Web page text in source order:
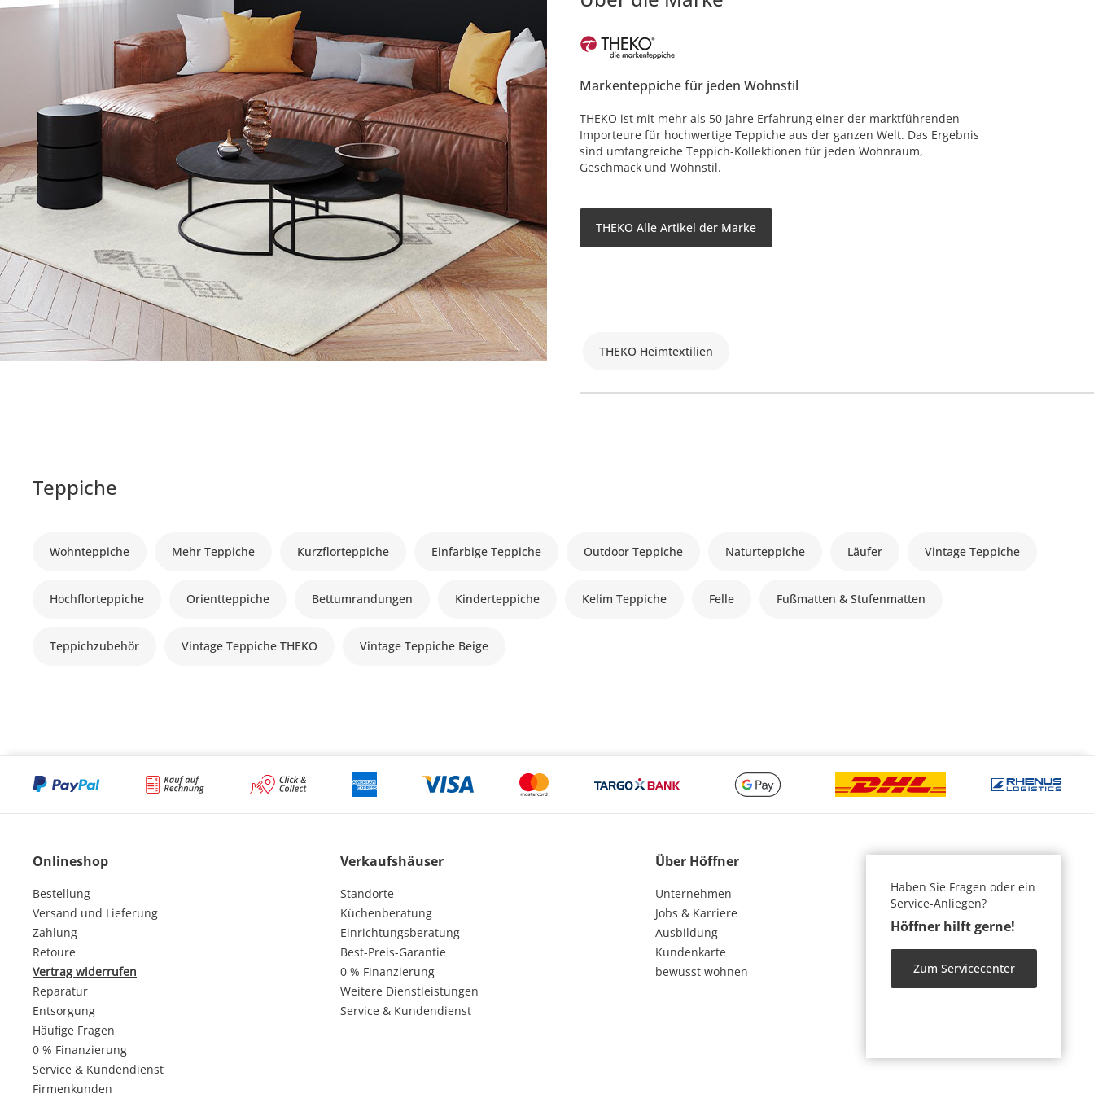
Markenteppiche für jeden Wohnstil
THEKO ist mit mehr als 50 Jahre Erfahrung einer der marktführenden
Importeure für hochwertige Teppiche aus der ganzen Welt. Das Ergebnis
sind umfangreiche Teppich-Kollektionen für jeden Wohnraum,
Geschmack und Wohnstil.
THEKO Alle Artikel der Marke
THEKO Heimtextilien
Teppiche
Wohnteppiche Mehr Teppiche Kurzflorteppiche Einfarbige Teppiche Outdoor Teppiche Naturteppiche Läufer Vintage Teppiche
Hochflorteppiche Orientteppiche Bettumrandungen Kinderteppiche Kelim Teppiche Felle Fußmatten & Stufenmatten
Teppichzubehör Vintage Teppiche THEKO Vintage Teppiche Beige
Onlineshop
Bestellung
Versand und Lieferung
Zahlung
Retoure
Vertrag widerrufen
Reparatur
Entsorgung
Häufige Fragen
0 % Finanzierung
Service & Kundendienst
Firmenkunden
Verkaufshäuser
Standorte
Küchenberatung
Einrichtungsberatung
Best-Preis-Garantie
0 % Finanzierung
Weitere Dienstleistungen
Service & Kundendienst
Über Höffner
Unternehmen
Jobs & Karriere
Ausbildung
Kundenkarte
bewusst wohnen
Haben Sie Fragen oder ein
Service-Anliegen?
Höffner hilft gerne!
Zum Servicecenter